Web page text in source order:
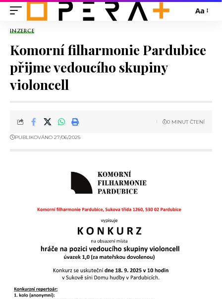
Aa
INZERCE
Komorní filharmonie Pardubice
přijme vedoucího skupiny
violoncell
PUBLIKOVÁNO 27/06/2025
0 MINUT ČTENÍ